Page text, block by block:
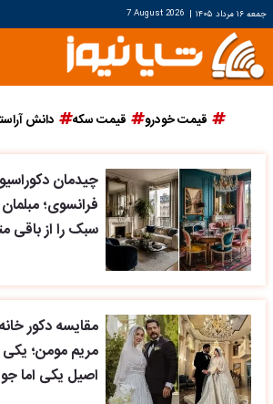
جمعه ۱۶ مرداد ۱۴۰۵ |
7 August 2026
قیمت خودرو قیمت سکه دانش
چیدمان
فرانسوی؛
سبک را از باقی
مقایسه دکور
مریم مومن؛ یکی
اصیل یکی اما